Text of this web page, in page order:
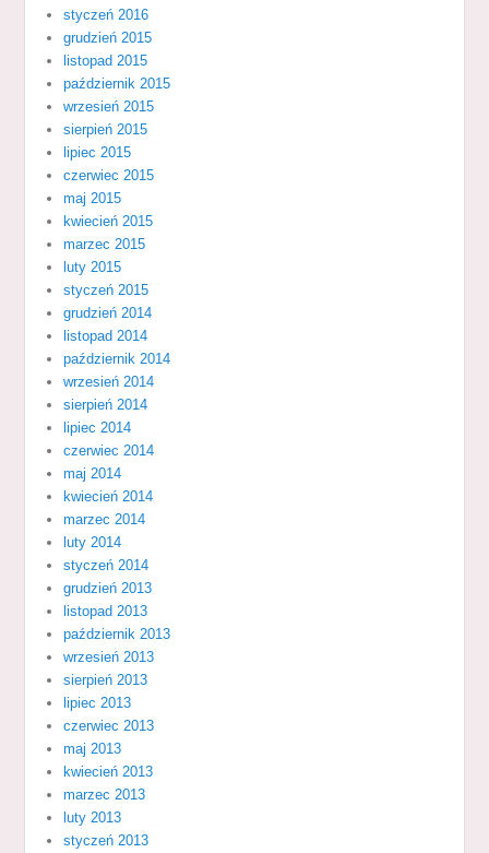
styczeń 2016
grudzień 2015
listopad 2015
październik 2015
wrzesień 2015
sierpień 2015
lipiec 2015
czerwiec 2015
maj 2015
kwiecień 2015
marzec 2015
luty 2015
styczeń 2015
grudzień 2014
listopad 2014
październik 2014
wrzesień 2014
sierpień 2014
lipiec 2014
czerwiec 2014
maj 2014
kwiecień 2014
marzec 2014
luty 2014
styczeń 2014
grudzień 2013
listopad 2013
październik 2013
wrzesień 2013
sierpień 2013
lipiec 2013
czerwiec 2013
maj 2013
kwiecień 2013
marzec 2013
luty 2013
styczeń 2013